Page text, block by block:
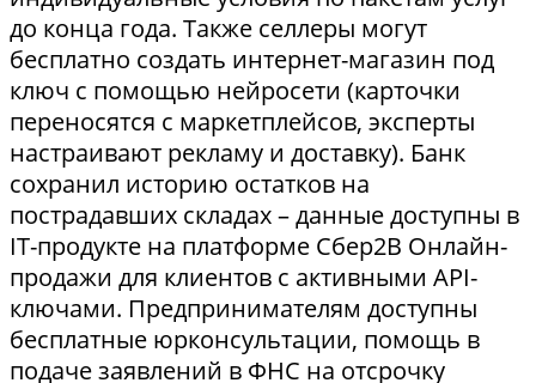
до конца года. Также селлеры могут
бесплатно создать интернет-магазин под
ключ с помощью нейросети (карточки
переносятся с маркетплейсов, эксперты
настраивают рекламу и доставку). Банк
сохранил историю остатков на
пострадавших складах – данные доступны в
IT-продукте на платформе Сбер2В Онлайн-
продажи для клиентов с активными API-
ключами. Предпринимателям доступны
бесплатные юрконсультации, помощь в
подаче заявлений в ФНС на отсрочку